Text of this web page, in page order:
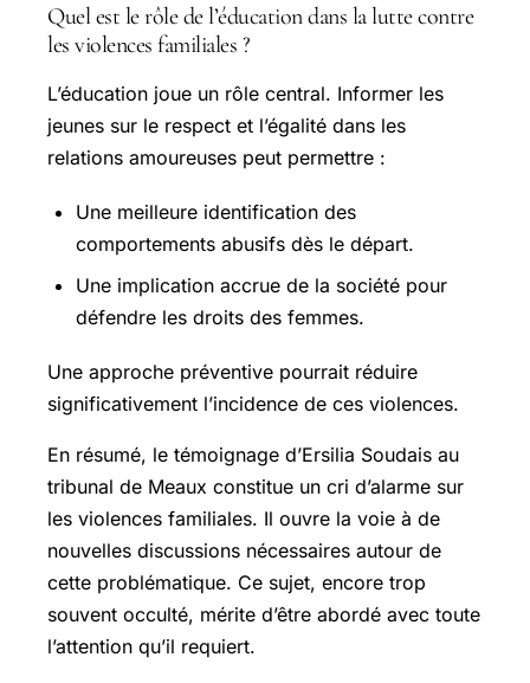
Quel est le rôle de l’éducation dans la lutte contre
les violences familiales ?
L’éducation joue un rôle central. Informer les
jeunes sur le respect et l’égalité dans les
relations amoureuses peut permettre :
Une meilleure identification des
comportements abusifs dès le départ.
Une implication accrue de la société pour
défendre les droits des femmes.
Une approche préventive pourrait réduire
significativement l’incidence de ces violences.
En résumé, le témoignage d’Ersilia Soudais au
tribunal de Meaux constitue un cri d’alarme sur
les violences familiales. Il ouvre la voie à de
nouvelles discussions nécessaires autour de
cette problématique. Ce sujet, encore trop
souvent occulté, mérite d’être abordé avec toute
l’attention qu’il requiert.